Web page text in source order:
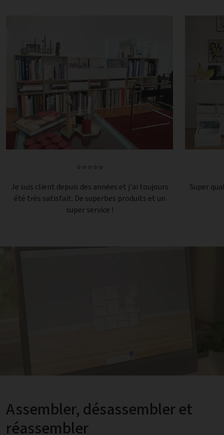
⭐⭐⭐⭐⭐
Je suis client depuis des années et j'ai toujours
été très satisfait. De superbes produits et un
super service !
Super
Assembler, désassembler et
réassembler